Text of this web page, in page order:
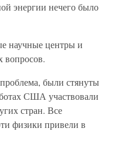
энергии нечего было
научные центры и
вопросов.
были стянуты
США участвовали
стран. Все
физики привели в